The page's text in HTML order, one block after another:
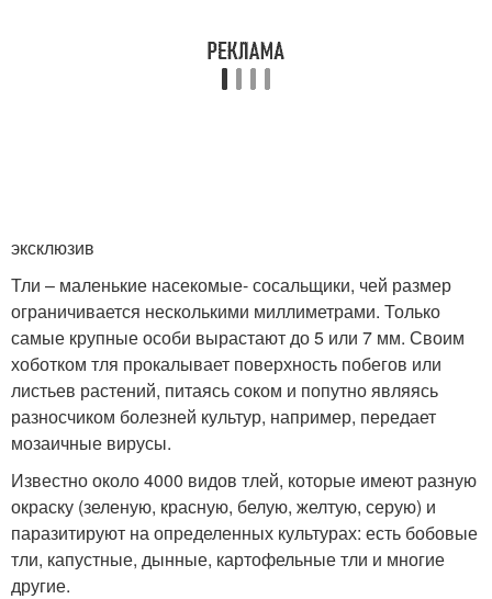
эксклюзив
Тли – маленькие насекомые- сосальщики, чей размер
ограничивается несколькими миллиметрами. Только
самые крупные особи вырастают до 5 или 7 мм. Своим
хоботком тля прокалывает поверхность побегов или
листьев растений, питаясь соком и попутно являясь
разносчиком болезней культур, например, передает
мозаичные вирусы.
Известно около 4000 видов тлей, которые имеют разную
окраску (зеленую, красную, белую, желтую, серую) и
паразитируют на определенных культурах: есть бобовые
тли, капустные, дынные, картофельные тли и многие
другие.